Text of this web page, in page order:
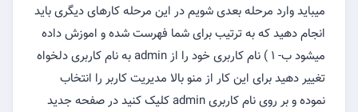
میباید وارد مرحله بعدی شویم در این مرحله کارهای دیگری باید
انجام دهید که به ترتیب برای شما فهرست شده و اموزش داده
میشود ب- ۱ ) نام کاربری خود را از admin به نام کاربری دلخواه
تغییر دهید برای این کار از منو بالا مدیریت کاربر را انتخاب
نموده و بر روی نام کاربری admin کلیک کنید در صفحه جدید